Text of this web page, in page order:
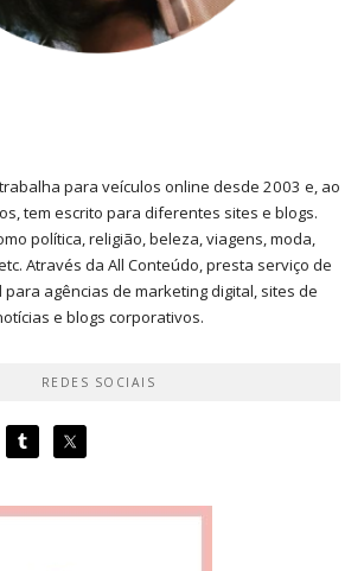
para veículos online desde 2003 e, ao
tem escrito para diferentes sites e blogs.
política, religião, beleza, viagens, moda,
Através da All Conteúdo, presta serviço de
agências de marketing digital, sites de
e blogs corporativos.
REDES SOCIAIS